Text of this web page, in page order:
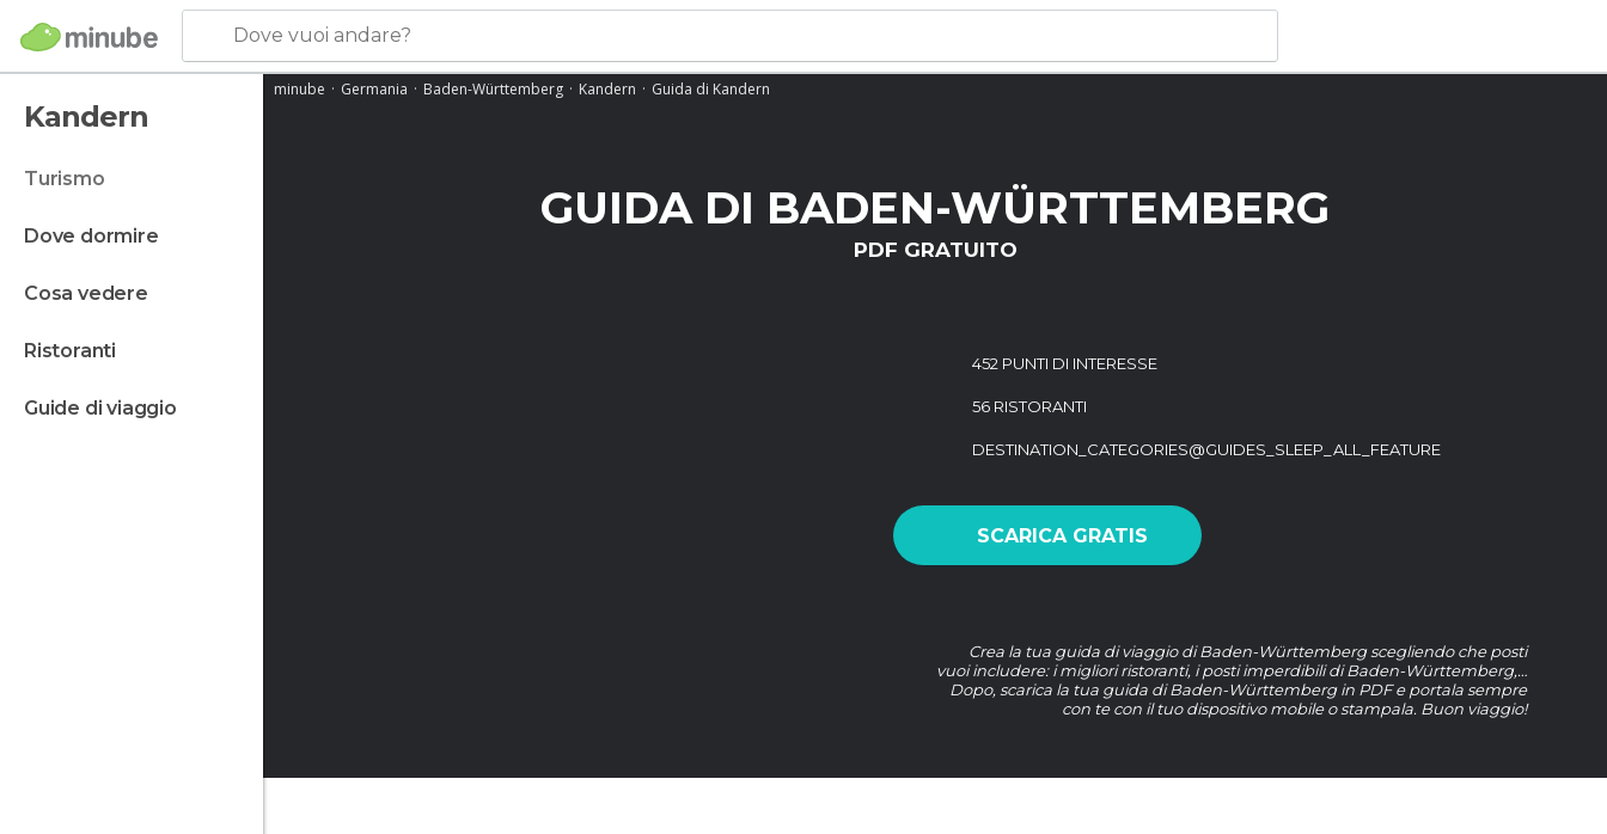
Dove vuoi andare?
Kandern
turismo
dove dormire
cosa vedere
ristoranti
guide di viaggio
minube Germania Baden-Württemberg Kandern Guida di Kandern
GUIDA DI BADEN-WÜRTTEMBERG
PDF GRATUITO
452 PUNTI DI INTERESSE
56 RISTORANTI
DESTINATION_CATEGORIES@GUIDES_SLEEP_ALL_FEATURE
SCARICA GRATIS
Crea la tua guida di viaggio di Baden-Württemberg scegliendo che posti
vuoi includere: i migliori ristoranti, i posti imperdibili di Baden-Württemberg,…
Dopo, scarica la tua guida di Baden-Württemberg in PDF e portala sempre
con te con il tuo dispositivo mobile o stampala. Buon viaggio!